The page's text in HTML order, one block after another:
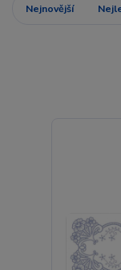
Nejnovější